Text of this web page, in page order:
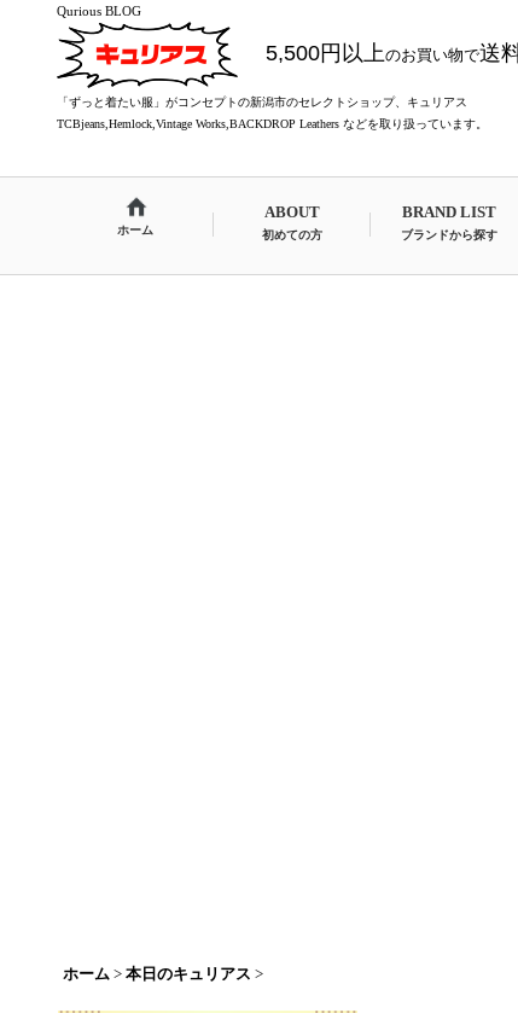
Qurious BLOG
5,500円以上のお買い物で送
「ずっと着たい服」がコンセプトの新潟市のセレクトショップ、キュリアス
TCBjeans,Hemlock,Vintage Works,BACKDROP Leathers などを取り扱っています。
ホーム
ABOUT
初めての方
BRAND LIST
ブランドから探す
ホーム > 本日のキュリアス >